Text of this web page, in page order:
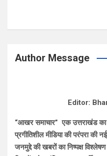
Author Message
Editor: Bhanu
“आखर समाचार” एक उत्तराखंड
प्रगीतिशील मीडिया की परंपरा
जनमुद्दे की खबरों का निष्पक्ष